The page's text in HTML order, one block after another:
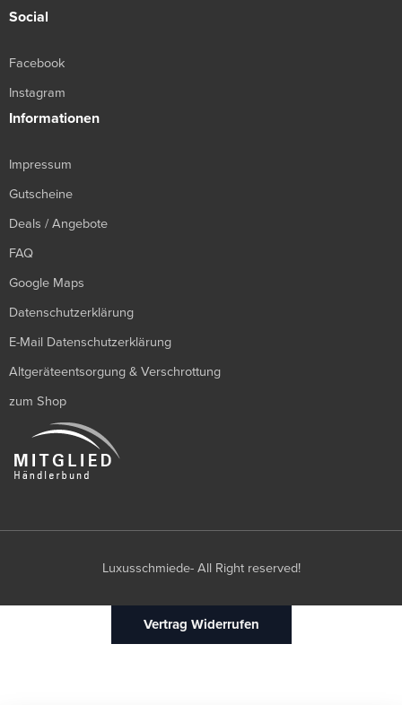
Social
Facebook
Instagram
Informationen
Impressum
Gutscheine
Deals / Angebote
FAQ
Google Maps
Datenschutzerklärung
E-Mail Datenschutzerklärung
Altgeräteentsorgung & Verschrottung
zum Shop
Luxusschmiede- All Right reserved!
Vertrag Widerrufen